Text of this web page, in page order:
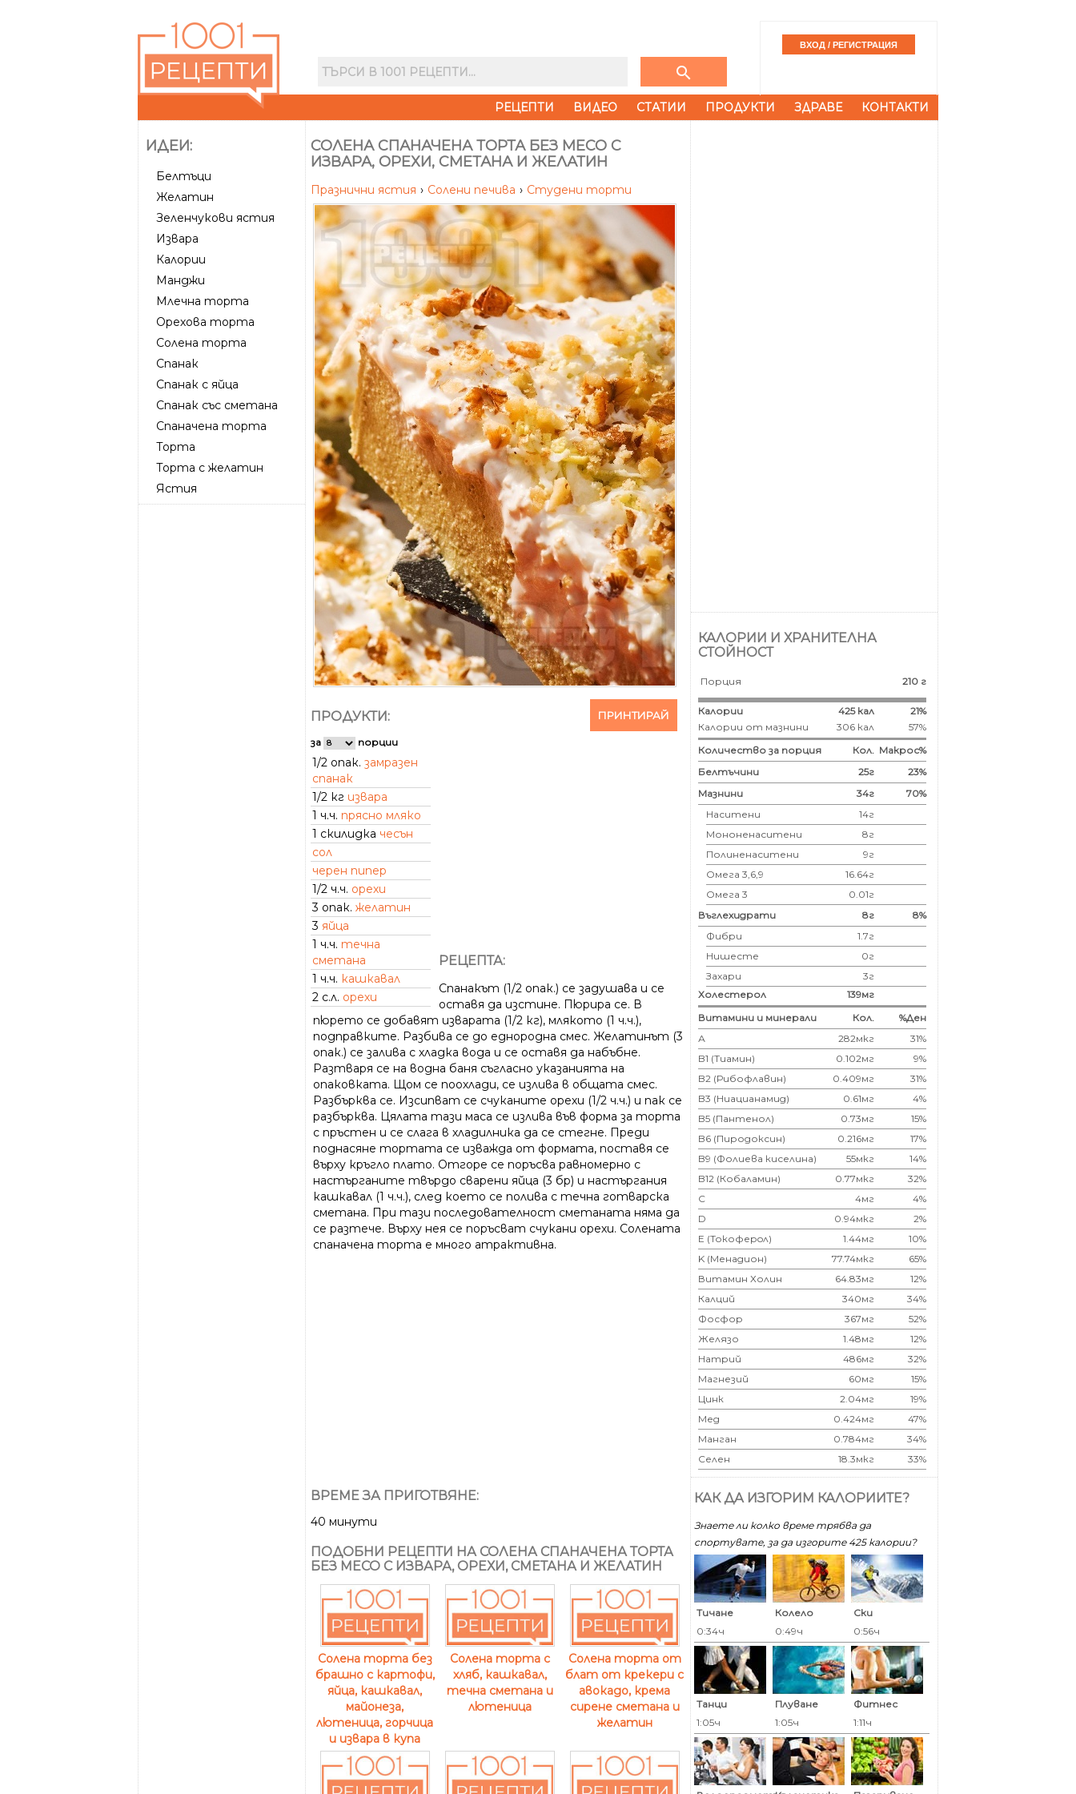
search
РЕЦЕПТИ ВИДЕО СТАТИИ ПРОДУКТИ ЗДРАВЕ КОНТАКТИ
ИДЕИ:
Белтъци
Желатин
Зеленчукови ястия
Извара
Калории
Манджи
Млечна торта
Орехова торта
Солена торта
Спанак
Спанак с яйца
Спанак със сметана
Спаначена торта
Торта
Торта с желатин
Ястия
СОЛЕНА СПАНАЧЕНА ТОРТА БЕЗ МЕСО С
ИЗВАРА, ОРЕХИ, СМЕТАНА И ЖЕЛАТИН
Празнични ястия › Солени печива › Студени торти
ПРИНТИРАЙ
ПРОДУКТИ:
за порции
1/2 опак. замразен
спанак
1/2 кг извара
1 ч.ч. прясно мляко
1 скилидка чесън
сол
черен пипер
1/2 ч.ч. орехи
3 опак. желатин
3 яйца
1 ч.ч. течна
сметана
1 ч.ч. кашкавал
2 с.л. орехи
РЕЦЕПТА:
Спанакът (1/2 опак.) се задушава и се
оставя да изстине. Пюрира се. В
пюрето се добавят изварата (1/2 кг), млякото (1 ч.ч.),
подправките. Разбива се до еднородна смес. Желатинът (3
опак.) се залива с хладка вода и се оставя да набъбне.
Разтваря се на водна баня съгласно указанията на
опаковката. Щом се поохлади, се излива в общата смес.
Разбърква се. Изсипват се счуканите орехи (1/2 ч.ч.) и пак се
разбърква. Цялата тази маса се излива във форма за торта
с пръстен и се слага в хладилника да се стегне. Преди
поднасяне тортата се изважда от формата, поставя се
върху кръгло плато. Отгоре се поръсва равномерно с
настърганите твърдо сварени яйца (3 бр) и настъргания
кашкавал (1 ч.ч.), след което се полива с течна готварска
сметана. При тази последователност сметаната няма да
се разтече. Върху нея се поръсват счукани орехи. Солената
спаначена торта е много атрактивна.
ВРЕМЕ ЗА ПРИГОТВЯНЕ:
40 минути
ПОДОБНИ РЕЦЕПТИ НА СОЛЕНА СПАНАЧЕНА ТОРТА
БЕЗ МЕСО С ИЗВАРА, ОРЕХИ, СМЕТАНА И ЖЕЛАТИН
Солена торта без
брашно с картофи,
яйца, кашкавал,
майонеза,
лютеница, горчица
и извара в купа
Солена торта с
хляб, кашкавал,
течна сметана и
лютеница
Солена торта от
блат от крекери с
авокадо, крема
сирене сметана и
желатин
КАЛОРИИ И ХРАНИТЕЛНА
СТОЙНОСТ
Порция 210 г
Калории 425кал
21%
Калории от мазнини
306 кал
57%
Количество за порция
Кол. Макрос%
Белтъчини
25г
23%
Мазнини
34г
70%
Наситени
14г
Мононенаситени
8г
Полиненаситени
9г
Омега 3,6,9
16.64г
Омега 3
0.01г
Въглехидрати
8г
8%
Фибри
1.7г
Нишесте
0г
Захари
3г
Холестерол
139мг
Витамини и минерали
Кол.
%Ден
А
282мкг
31%
B1 (Тиамин)
0.102мг
9%
B2 (Рибофлавин)
0.409мг
31%
B3 (Ниацианамид)
0.61мг
4%
B5 (Пантенол)
0.73мг
15%
B6 (Пиродоксин)
0.216мг
17%
B9 (Фолиева киселина)
55мкг
14%
B12 (Кобаламин)
0.77мкг
32%
C
4мг
4%
D
0.94мкг
2%
E (Токоферoл)
1.44мг
10%
K (Менадион)
77.74мкг
65%
Витамин Холин
64.83мг
12%
Калций
340мг
34%
Фосфор
367мг
52%
Желязо
1.48мг
12%
Натрий
486мг
32%
Магнезий
60мг
15%
Цинк
2.04мг
19%
Мед
0.424мг
47%
Манган
0.784мг
34%
Селен
18.3мкг 33%
КАК ДА ИЗГОРИМ КАЛОРИИТЕ?
Знаете ли колко време трябва да
спортувате, за да изгорите 425 калoрии?
Тичане
0:34ч
Колело
0:49ч
Ски
0:56ч
Танци
1:05ч
Плуване
1:05ч
Фитнес
1:11ч